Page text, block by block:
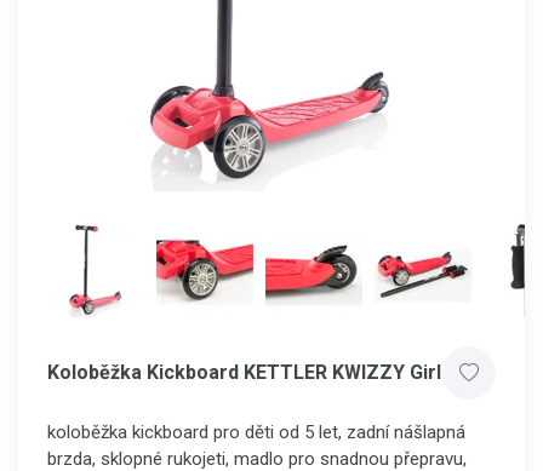
Koloběžka Kickboard KETTLER KWIZZY Girl
koloběžka kickboard pro děti od 5 let, zadní nášlapná
brzda, sklopné rukojeti, madlo pro snadnou přepravu,